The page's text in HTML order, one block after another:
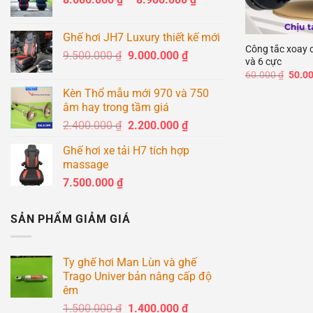
8.600.000 ₫
8.900.000 ₫
Ghế hơi JH7 Luxury thiết kế mới
9.500.000₫ Giá
9.500.000 ₫.
9.000.000 ₫Giá
là:
Kèn Thổ mẫu mới 970 và 750
âm hay trong tầm giá
2.400.000₫ Giá
là:
2.200.000 ₫Giá
tại
Ghế hơi xe tải H7 tích hợp
massage
7.500.000 ₫
SẢN PHẨM GIẢM GIÁ
Ty ghế hơi Man Lùn và ghế
Trago Univer bản nâng cấp độ
êm
1.500.000₫ Giá
1.400.000 ₫Giá
+
Công tắc xoay
và 6 cực
60.000₫ Giá